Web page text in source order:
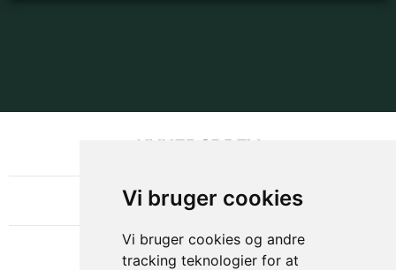
Vi bruger cookies
Vi bruger cookies og andre
tracking teknologier for at
NYHEDSBREV
OM GAMECHANGER